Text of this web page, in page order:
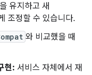
유지하고 새
조정할 수 있습니다.
와 비교했을 때
현: 서비스 자체에서 재